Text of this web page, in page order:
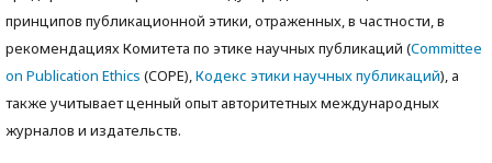
принципов публикационной этики, отраженных, в частности, в
рекомендациях Комитета по этике научных публикаций (Committee
on Publication Ethics (COPE),Кодекс этики научных публикаций), а
также учитываeт ценный опыт авторитетных международных
журналов и издательств.